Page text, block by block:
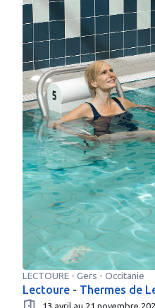
LECTOURE- Gers - Occitanie
Lectoure - Thermes de
13 avril au 21 novembre